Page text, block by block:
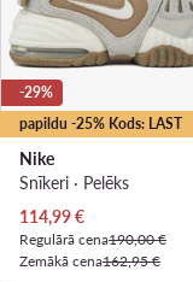
papildu -25% Kods: LAST
-29%
Nike
Snīkeri · Pelēks
Pašreizējā cena
114,99€
Regulārā cena190,00 €
Zemākā cena162,95 €